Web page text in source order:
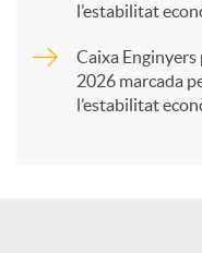
l’estabilitat
Caixa
2026 marcada
l’estabilitat